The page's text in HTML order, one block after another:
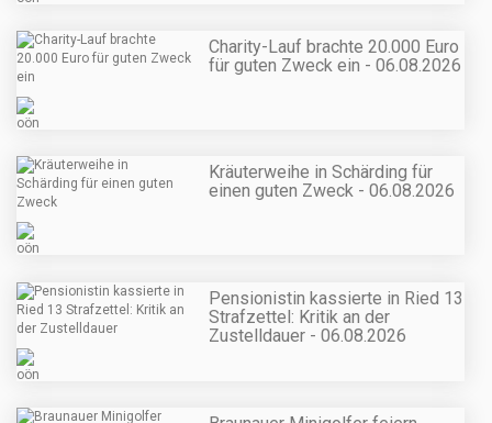
Charity-Lauf brachte 20.000 Euro
für guten Zweck ein - 06.08.2026
Kräuterweihe in Schärding für
einen guten Zweck - 06.08.2026
Pensionistin kassierte in Ried 13
Strafzettel: Kritik an der
Zustelldauer - 06.08.2026